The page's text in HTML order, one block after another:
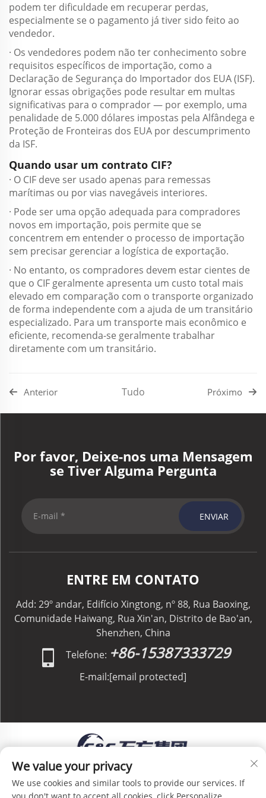
podem ter dificuldade em recuperar perdas,
especialmente se o pagamento já tiver sido feito ao
vendedor.
· Os vendedores podem não ter conhecimento sobre
requisitos específicos de importação, como a
Declaração de Segurança do Importador dos EUA (ISF).
Ignorar essas obrigações pode resultar em multas
significativas para o comprador — por exemplo, uma
penalidade de 5.000 dólares impostas pela Alfândega e
Proteção de Fronteiras dos EUA por descumprimento
da ISF.
Quando usar um contrato CIF?
· O CIF deve ser usado apenas para remessas
marítimas ou por vias navegáveis interiores.
· Pode ser uma opção adequada para compradores
novos em importação, pois permite que se
concentrem em entender o processo de importação
sem precisar gerenciar a logística de exportação.
· No entanto, os compradores devem estar cientes de
que o CIF geralmente apresenta um custo total mais
elevado em comparação com o transporte organizado
de forma independente com a ajuda de um transitário
especializado. Para um transporte mais econômico e
eficiente, recomenda-se geralmente trabalhar
diretamente com um transitário.
Anterior Tudo Próximo
Por favor, Deixe-nos uma Mensagem
se Tiver Alguma Pergunta
ENVIAR
ENTRE EM CONTATO
Add: 29º andar, Edifício Xingtong, nº 88, Rua Baoxing,
Comunidade Haiwang, Rua Xin'an, Distrito de Bao'an,
Shenzhen, China
Telefone: +86-15387333729
E-mail:[email protected]
Direitos Autorais © C&C GLOBAL Logistics Co.,
Limited Todos os Direitos Reservados - Política de
We value your privacy
We use cookies and similar tools to provide our services. If